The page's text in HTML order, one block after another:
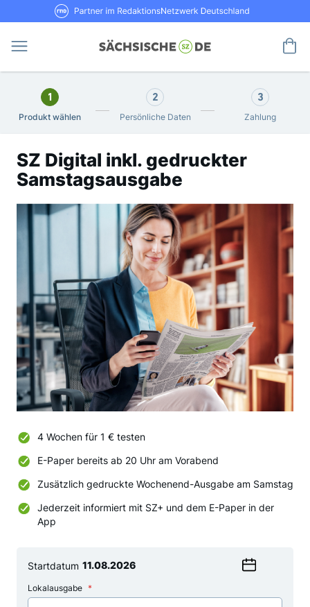
Direkt
zum
RND Partner im RedaktionsNetzwerk
1
Produkt wählen
2
Persönliche Daten
3
Zahlung
SZ Digital inkl. gedruckter
Samstagsausgabe
4 Wochen für 1 € testen
E-Paper bereits ab 20 Uhr am Vorabend
Zusätzlich gedruckte Wochenend-Ausgabe am Samstag
Jederzeit informiert mit SZ+ und dem E-Paper in der
App
Startdatum
Lokalausgabe